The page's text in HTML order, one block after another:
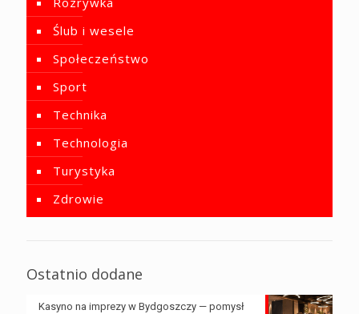
Ślub i wesele
Społeczeństwo
Sport
Technika
Technologia
Turystyka
Zdrowie
Ostatnio dodane
Kasyno na imprezy w Bydgoszczy — pomysł